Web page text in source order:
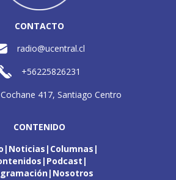
CONTACTO
radio@ucentral.cl
+56225826231
417, Santiago Centro
CONTENIDO
Noticias Columnas
Podcast
Nosotros